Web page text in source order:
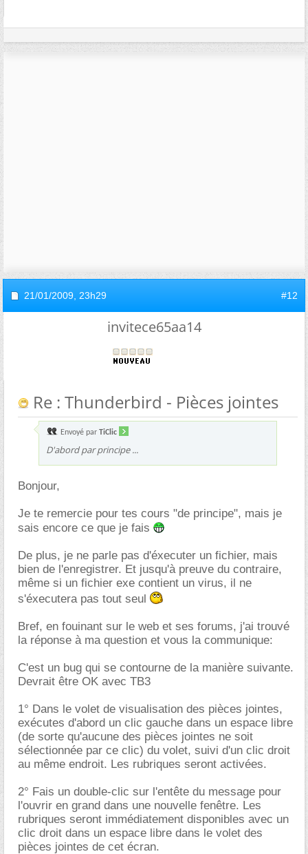
21/01/2009, 23h29 #12
invitece65aa14
Re : Thunderbird - Pièces jointes
Envoyé par TiClic
D'abord par principe ...
Bonjour,
Je te remercie pour tes cours "de principe", mais je
sais encore ce que je fais
De plus, je ne parle pas d'éxecuter un fichier, mais
bien de l'enregistrer. Et jusqu'à preuve du contraire,
même si un fichier exe contient un virus, il ne
s'éxecutera pas tout seul
Bref, en fouinant sur le web et ses forums, j'ai trouvé
la réponse à ma question et vous la communique:
C'est un bug qui se contourne de la manière suivante.
Devrait être OK avec TB3
1° Dans le volet de visualisation des pièces jointes,
exécutes d'abord un clic gauche dans un espace libre
(de sorte qu'aucune des pièces jointes ne soit
sélectionnée par ce clic) du volet, suivi d'un clic droit
au même endroit. Les rubriques seront activées.
2° Fais un double-clic sur l'entête du message pour
l'ouvrir en grand dans une nouvelle fenêtre. Les
rubriques seront immédiatement disponibles avec un
clic droit dans un espace libre dans le volet des
pièces jointes de cet écran.